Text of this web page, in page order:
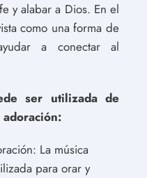
y alabar a Dios. En el
como una forma de
a conectar al
ser utilizada de
La música
para orar y